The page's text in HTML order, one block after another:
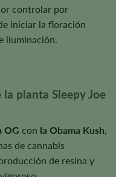
controlar por
iniciar la floración
iluminación.
planta Sleepy Joe
OG con la Obama Kush,
de cannabis
de resina y